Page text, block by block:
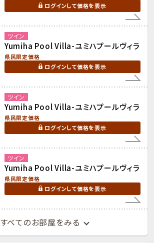
ログインして価格を表示
ツイン
Yumiha Pool Villa-ユミハプールヴィラ
県民限定価格
ログインして価格を表示
ツイン
Yumiha Pool Villa-ユミハプールヴィラ
県民限定価格
ログインして価格を表示
ツイン
Yumiha Pool Villa-ユミハプールヴィラ
県民限定価格
ログインして価格を表示
すべてのお部屋をみる